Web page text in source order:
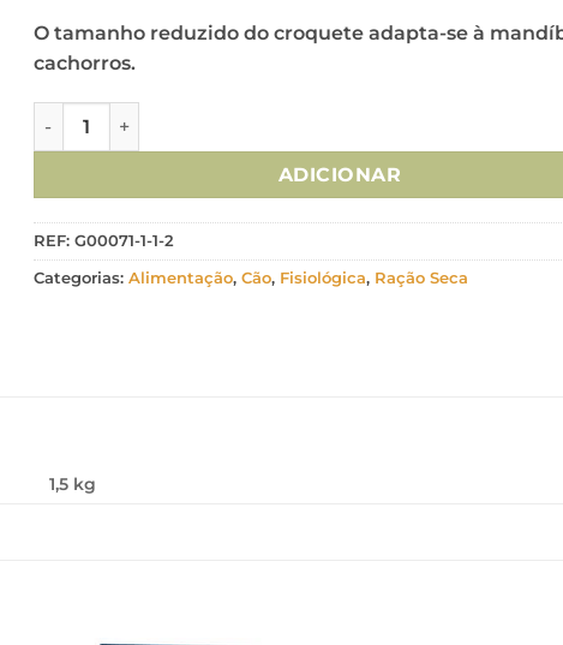
O tamanho reduzido do croquete adapta-se à
cachorros.
Quantidade de Advance Cão Initial (Mother&Baby dog) 3Kg
ADICIONAR
REF: G00071-1-1-2
Categorias: Alimentação, Cão, Fisiológica, Ração Seca
1,5 kg